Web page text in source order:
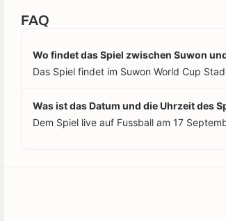
FAQ
Wo findet das Spiel zwischen Suwon
Das Spiel findet im Suwon World Cup
Was ist das Datum und die Uhrzeit des
Dem Spiel live auf Fussball am 17